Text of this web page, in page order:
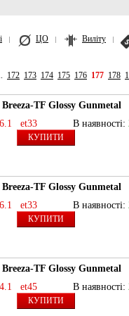
ЦО Виліту
172 173 174 175 176 177 178
TF Glossy Gunmetal
et33
В наявності:
КУПИТИ
TF Glossy Gunmetal
et33
В наявності:
КУПИТИ
TF Glossy Gunmetal
et45
В наявності:
КУПИТИ